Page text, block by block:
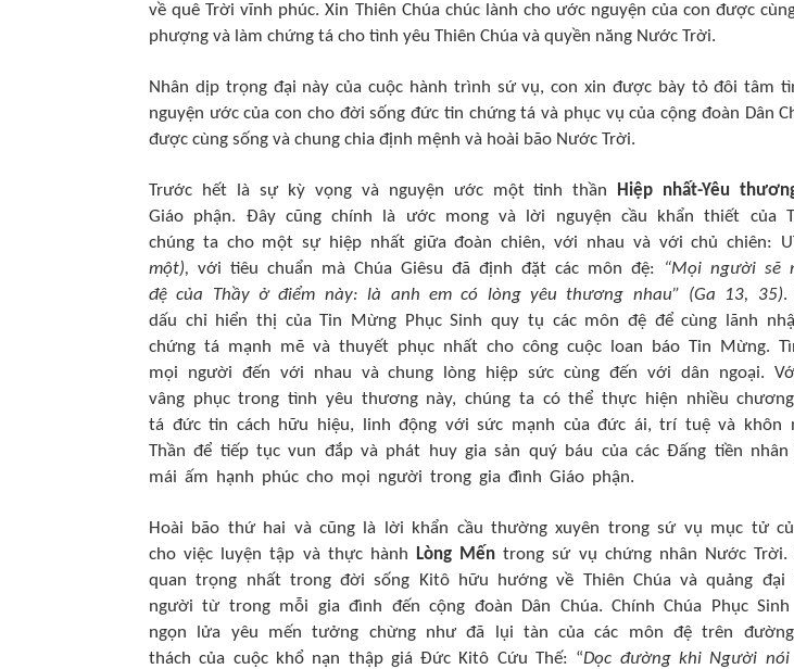
về quê Trời vĩnh phúc. Xin Thiên Chúa chúc lành cho ước nguyện của con được
phượng và làm chứng tá cho tình yêu Thiên Chúa và quyền năng Nước Trời.
Nhân dịp trọng đại này của cuộc hành trình sứ vụ, con xin được bày tỏ đôi tâm
nguyện ước của con cho đời sống đức tin chứng tá và phục vụ của cộng đoàn Dân
được cùng sống và chung chia định mệnh và hoài bão Nước Trời.
Trước hết là sự kỳ vọng và nguyện ước một tinh thần Hiệp nhất-Yêu
Giáo phận. Đây cũng chính là ước mong và lời nguyện cầu khẩn thiết của
chúng ta cho một sự hiệp nhất giữa đoàn chiên, với nhau và với chủ chiên:
một), với tiêu chuẩn mà Chúa Giêsu đã định đặt các môn đệ:
“Mọi người sẽ
đệ của Thầy ở điểm này: là anh em có lòng yêu thương nhau” (Ga 13, 35).
dấu chỉ hiển thị của Tin Mừng Phục Sinh quy tụ các môn đệ để cùng lãnh
chứng tá mạnh mẽ và thuyết phục nhất cho công cuộc loan báo Tin Mừng.
mọi người đến với nhau và chung lòng hiệp sức cùng đến với dân ngoại.
vâng phục trong tình yêu thương này, chúng ta có thể thực hiện nhiều
tá đức tin cách hữu hiệu, linh động với sức mạnh của đức ái, trí tuệ và khôn
Thần để tiếp tục vun đắp và phát huy gia sản quý báu của các Đấng tiền
mái ấm hạnh phúc cho mọi người trong gia đình Giáo phận.
Hoài bão thứ hai và cũng là lời khẩn cầu thường xuyên trong sứ vụ mục tử
cho việc luyện tập và thực hành
Lòng Mến trong sứ vụ chứng nhân Nước
quan trọng nhất trong đời sống Kitô hữu hướng về Thiên Chúa và quảng
người từ trong mỗi gia đình đến cộng đoàn Dân Chúa. Chính Chúa Phục
ngọn lửa yêu mến tưởng chừng như đã lụi tàn của các môn đệ trên
thách của cuộc khổ nạn thập giá Đức Kitô Cứu Thế: “Dọc đường khi Người